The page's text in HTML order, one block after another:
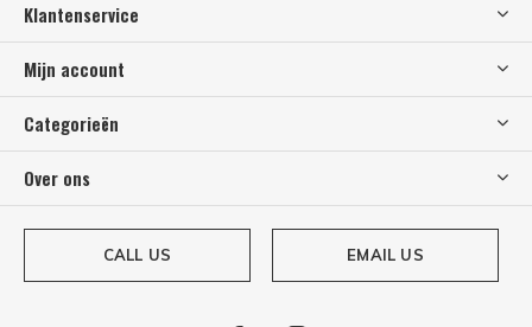
Klantenservice
Mijn account
Categorieën
Over ons
CALL US EMAIL US